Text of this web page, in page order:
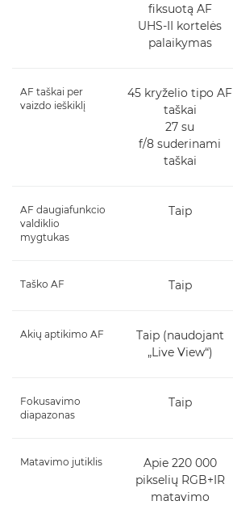
fiksuotą AF
UHS-II kortelės
palaikymas
AF taškai per
vaizdo ieškiklį
45 kryželio tipo AF
taškai
27 su
f/8 suderinami
taškai
AF daugiafunkcio
valdiklio
mygtukas
Taip
Taško AF Taip
Akių aptikimo AF
Taip (naudojant
„Live View“)
Fokusavimo
diapazonas
Taip
Matavimo jutiklis
Apie 220 000
pikselių RGB+IR
matavimo